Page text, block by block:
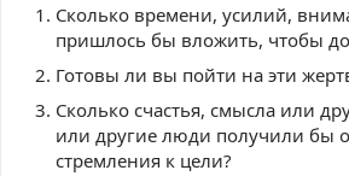
Сколько времени, усилий,
пришлось бы вложить, чтобы
Готовы ли вы пойти на эти
Сколько счастья, смысла или
или другие люди получили бы
стремления к цели?